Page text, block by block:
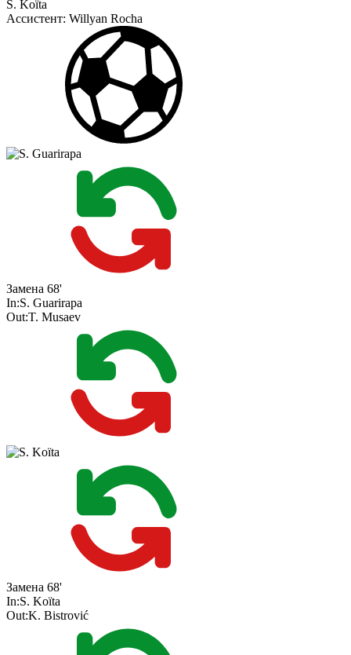
S. Koïta
Ассистент: Willyan Rocha
Замена 68'
In:S. Guarirapa
Out:T. Musaev
Замена 68'
In:S. Koïta
Out:K. Bistrović